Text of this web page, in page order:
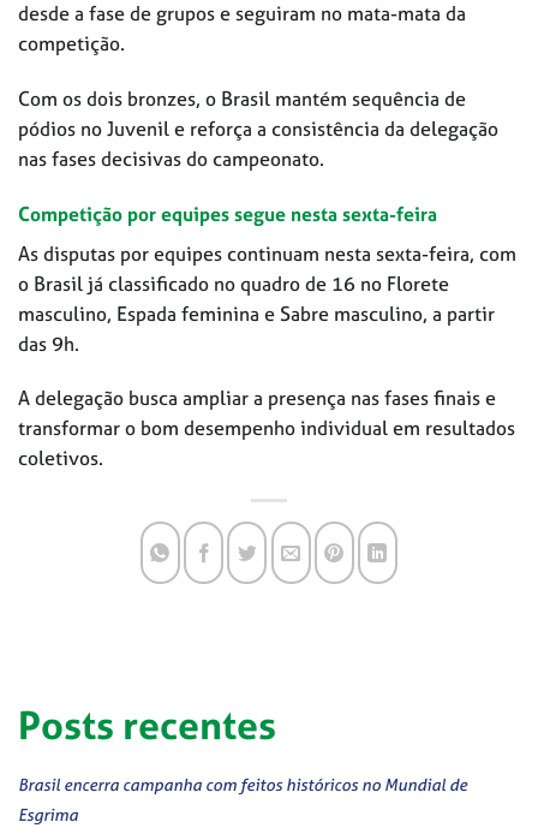
desde a fase de grupos e seguiram no mata-mata da
competição.
Com os dois bronzes, o Brasil mantém sequência de
pódios no Juvenil e reforça a consistência da delegação
nas fases decisivas do campeonato.
Competição por equipes segue nesta sexta-feira
As disputas por equipes continuam nesta sexta-feira, com
o Brasil já classificado no quadro de 16 no Florete
masculino, Espada feminina e Sabre masculino, a partir
das 9h.
A delegação busca ampliar a presença nas fases finais e
transformar o bom desempenho individual em resultados
coletivos.
Posts recentes
Brasil encerra campanha com feitos históricos no Mundial de
Esgrima